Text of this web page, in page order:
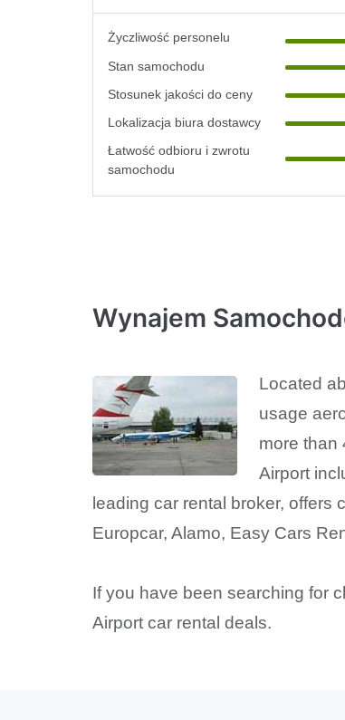
Życzliwość personelu
Stan samochodu
Stosunek jakości do ceny
Lokalizacja biura dostawcy
Łatwość odbioru i zwrotu
samochodu
Wynajem
Located
usage
more than
Airport
leading car rental broker, offers
Europcar, Alamo, Easy Cars
If you have been searching for
Airport car rental deals.